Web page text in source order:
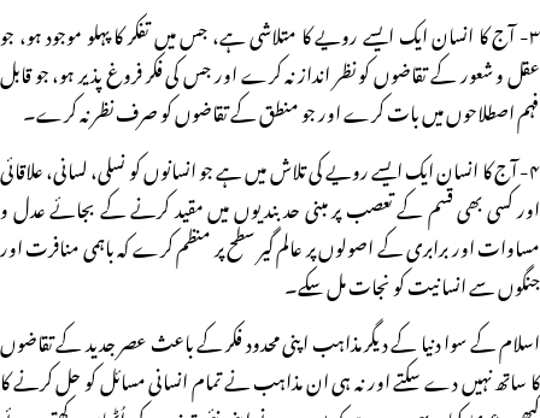
۳- آج کا انسان ایک ایسے رویے کا متلاشی ہے، جس میں تفکر کا پہلو موجود ہو، جو
عقل و شعور کے تقاضوں کو نظر انداز نہ کرے اور جس کی فکر فروغ پذیر ہو، جو قابل
فہم اصطلاحوں میں بات کرے اور جو منطق کے تقاضوں کو صرف نظر نہ کرے۔
۴- آج کا انسان ایک ایسے رویے کی تلاش میں ہے جو انسانوں کو نسلی، لسانی، علاقائی
اور کسی بھی قسم کے تعصب پر مبنی حد بندیوں میں مقید کرنے کے بجائے عدل و
مساوات اور برابری کے اصولوں پر عالم گیر سطح پر منظم کرے کہ باہمی منافرت اور
جنگوں سے انسانیت کو نجات مل سکے۔
اسلام کے سوا دنیا کے دیگر مذاہب اپنی محدود فکر کے باعث عصر جدید کے تقاضوں
کا ساتھ نہیں دے سکتے اور نہ ہی ان مذاہب نے تمام انسانی مسائل کو حل کرنے کا